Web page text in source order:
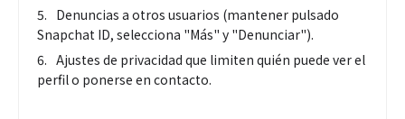
Denuncias a otros usuarios (mantener pulsado
Snapchat ID, selecciona "Más" y "Denunciar").
Ajustes de privacidad que limiten quién puede ver el
perfil o ponerse en contacto.